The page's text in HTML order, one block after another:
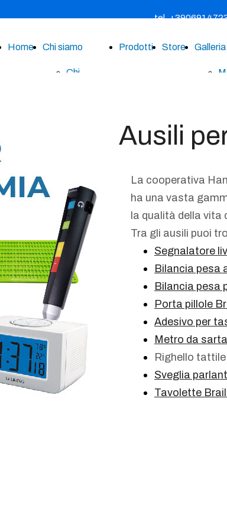
tel.
Home Chi siamo
Chi
Prodotti Store Galleria
Ausili
La cooperativa
ha una vasta
la qualità della vita
Tra gli ausili puoi
Segnalatore
Bilancia pesa
Bilancia pesa
Porta pillole
Adesivo per
Metro da
Righello tattile
Sveglia
Tavolette